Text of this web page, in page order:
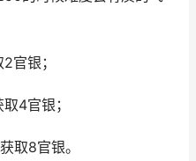
官银；
4官银；
取8官银。